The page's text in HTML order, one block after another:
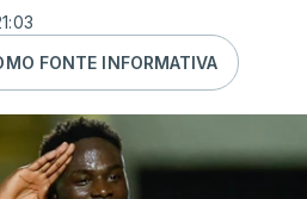
FONTE INFORMATIVA